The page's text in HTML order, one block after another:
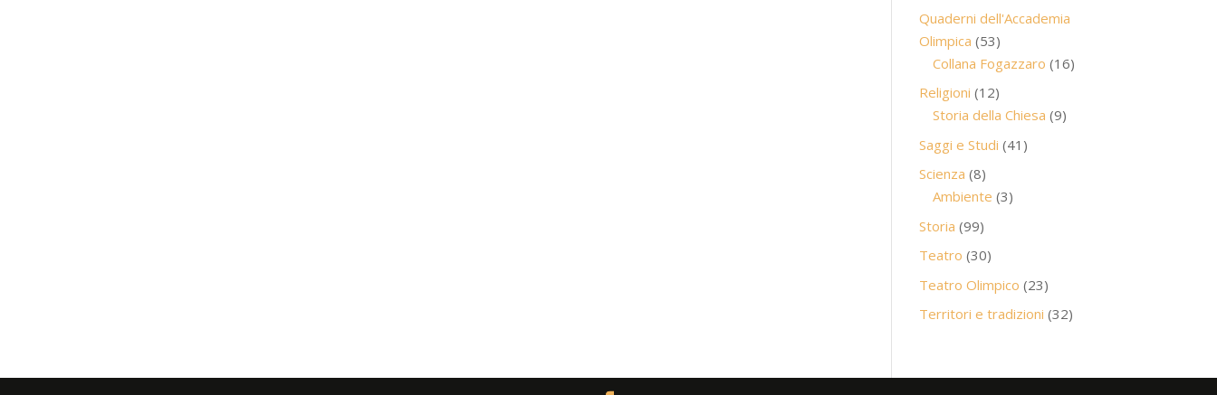
prodotti
Quaderni dell'Accademia
Olimpica 5353
prodotti
Collana Fogazzaro 1616
Religioni 1212
prodotti
Storia della Chiesa 99
Saggi e Studi 41 41
Scienza 88
prodotti
Ambiente 33
Storia 9999
prodotti
Teatro 3030
prodotti
Teatro Olimpico 2323
prodotti
Territori e tradizioni 3232